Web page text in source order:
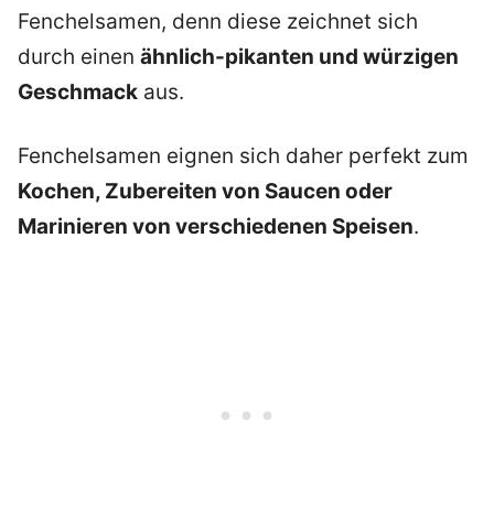
Fenchelsamen, denn diese zeichnet sich
durch einen ähnlich-pikanten und würzigen
Geschmack aus.
Fenchelsamen eignen sich daher perfekt zum
Kochen, Zubereiten von Saucen oder
Marinieren von verschiedenen Speisen.